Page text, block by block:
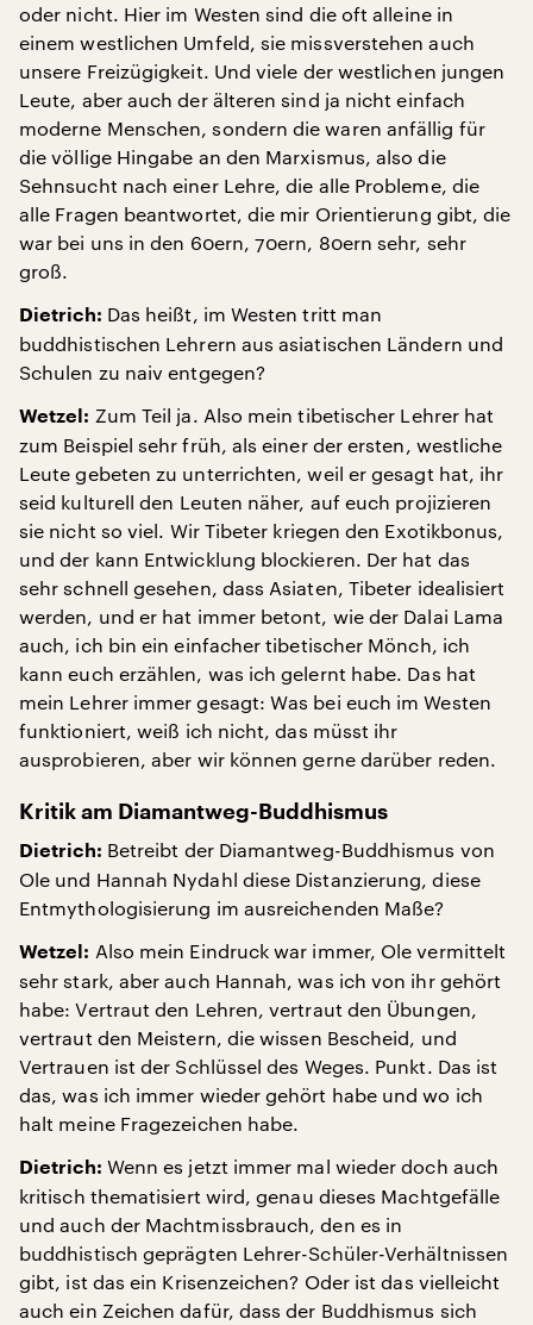
oder nicht. Hier im Westen sind die oft alleine in
einem westlichen Umfeld, sie missverstehen auch
unsere Freizügigkeit. Und viele der westlichen jungen
Leute, aber auch der älteren sind ja nicht einfach
moderne Menschen, sondern die waren anfällig für
die völlige Hingabe an den Marxismus, also die
Sehnsucht nach einer Lehre, die alle Probleme, die
alle Fragen beantwortet, die mir Orientierung gibt, die
war bei uns in den 60ern, 70ern, 80ern sehr, sehr
groß.
Dietrich: Das heißt, im Westen tritt man
buddhistischen Lehrern aus asiatischen Ländern und
Schulen zu naiv entgegen?
Wetzel: Zum Teil ja. Also mein tibetischer Lehrer hat
zum Beispiel sehr früh, als einer der ersten, westliche
Leute gebeten zu unterrichten, weil er gesagt hat, ihr
seid kulturell den Leuten näher, auf euch projizieren
sie nicht so viel. Wir Tibeter kriegen den Exotikbonus,
und der kann Entwicklung blockieren. Der hat das
sehr schnell gesehen, dass Asiaten, Tibeter idealisiert
werden, und er hat immer betont, wie der Dalai Lama
auch, ich bin ein einfacher tibetischer Mönch, ich
kann euch erzählen, was ich gelernt habe. Das hat
mein Lehrer immer gesagt: Was bei euch im Westen
funktioniert, weiß ich nicht, das müsst ihr
ausprobieren, aber wir können gerne darüber reden.
Kritik am Diamantweg-Buddhismus
Dietrich: Betreibt der Diamantweg-Buddhismus von
Ole und Hannah Nydahl diese Distanzierung, diese
Entmythologisierung im ausreichenden Maße?
Wetzel: Also mein Eindruck war immer, Ole vermittelt
sehr stark, aber auch Hannah, was ich von ihr gehört
habe: Vertraut den Lehren, vertraut den Übungen,
vertraut den Meistern, die wissen Bescheid, und
Vertrauen ist der Schlüssel des Weges. Punkt. Das ist
das, was ich immer wieder gehört habe und wo ich
halt meine Fragezeichen habe.
Dietrich: Wenn es jetzt immer mal wieder doch auch
kritisch thematisiert wird, genau dieses Machtgefälle
und auch der Machtmissbrauch, den es in
buddhistisch geprägten Lehrer-Schüler-Verhältnissen
gibt, ist das ein Krisenzeichen? Oder ist das vielleicht
auch ein Zeichen dafür, dass der Buddhismus sich